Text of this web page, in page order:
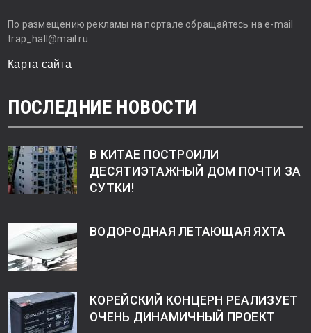
По размещению рекламы на портале обращайтесь на e-mail
trap_hall@mail.ru
Карта сайта
ПОСЛЕДНИЕ НОВОСТИ
В КИТАЕ ПОСТРОИЛИ
ДЕСЯТИЭТАЖНЫЙ ДОМ ПОЧТИ ЗА
СУТКИ!
ВОДОРОДНАЯ ЛЕТАЮЩАЯ ЯХТА
КОРЕЙСКИЙ КОНЦЕРН РЕАЛИЗУЕТ
ОЧЕНЬ ДИНАМИЧНЫЙ ПРОЕКТ